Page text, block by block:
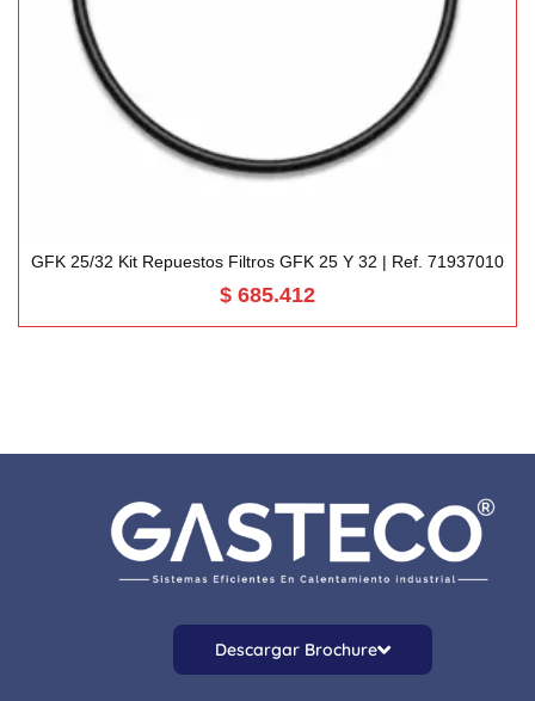
GFK 25/32 Kit Repuestos Filtros GFK 25 Y 32 | Ref. 71937010
$ 685.412
Descargar Brochure